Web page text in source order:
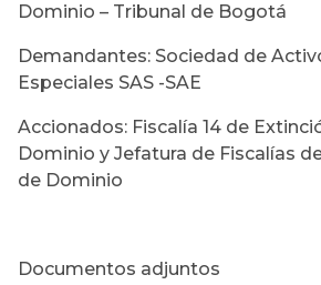
Dominio – Tribunal de Bogotá
Demandantes: Sociedad de
Especiales SAS -SAE
Accionados: Fiscalía 14 de
Dominio y Jefatura de Fiscalías
de Dominio
Documentos adjuntos